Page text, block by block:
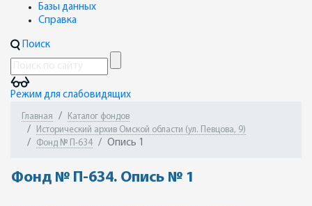
Базы данных
Справка
Поиск
Режим для слабовидящих
Главная
Каталог фондов
Исторический архив Омской области (ул. Певцова, 9)
Фонд № П-634
Опись 1
Фонд № П-634. Опись № 1